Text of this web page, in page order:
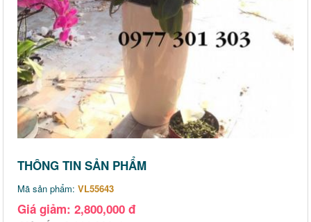
THÔNG TIN SẢN PHẨM
Mã sản phẩm: VL55643
Giá giảm: 2,800,000 đ